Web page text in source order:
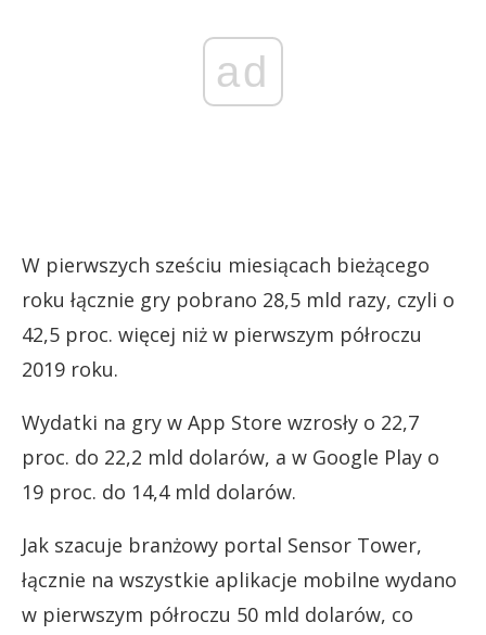
ad
W pierwszych sześciu miesiącach bieżącego
roku łącznie gry pobrano 28,5 mld razy, czyli o
42,5 proc. więcej niż w pierwszym półroczu
2019 roku.
Wydatki na gry w App Store wzrosły o 22,7
proc. do 22,2 mld dolarów, a w Google Play o
19 proc. do 14,4 mld dolarów.
Jak szacuje branżowy portal Sensor Tower,
łącznie na wszystkie aplikacje mobilne wydano
w pierwszym półroczu 50 mld dolarów, co